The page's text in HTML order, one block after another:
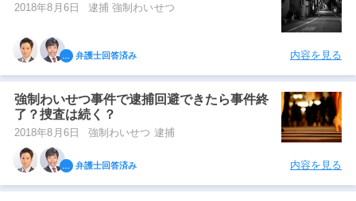
2018年8月6日 逮捕 強制わいせつ
弁護士回答済み 内容を見る
強制わいせつ事件で逮捕回避できたら事件終
了？捜査は続く？
2018年8月6日 強制わいせつ 逮捕
弁護士回答済み 内容を見る